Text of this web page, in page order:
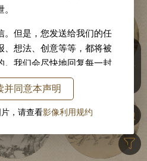
公望 査士标
原祁 杨晋
。但是，您发送给我们的任
、想法、创意等等，都将被
。我们会尽快地回复每一封
的来信和电子邮件地址会有
部门。故宫博物院的各个专
档部分信息。
并同意本声明
，请查看影像利用规约